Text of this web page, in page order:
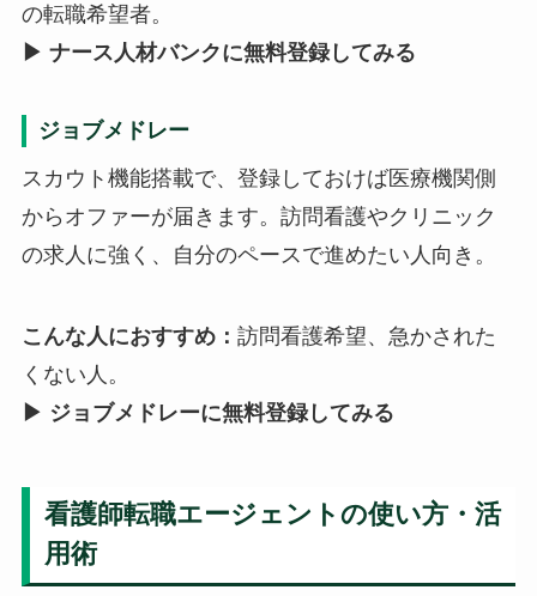
の転職希望者。
▶ ナース人材バンクに無料登録してみる
ジョブメドレー
スカウト機能搭載で、登録しておけば医療機関側
からオファーが届きます。訪問看護やクリニック
の求人に強く、自分のペースで進めたい人向き。
こんな人におすすめ： 訪問看護希望、急かされた
くない人。
▶ ジョブメドレーに無料登録してみる
看護師転職エージェントの使い方・活
用術